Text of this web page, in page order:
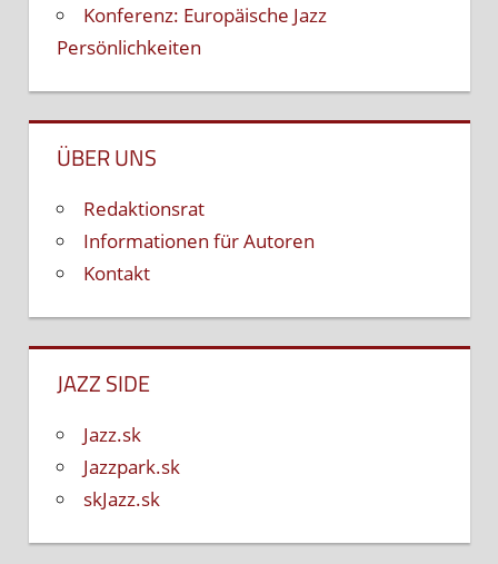
Konferenz: Europäische Jazz
Persönlichkeiten
ÜBER UNS
Redaktionsrat
Informationen für Autoren
Kontakt
JAZZ SIDE
Jazz.sk
Jazzpark.sk
skJazz.sk